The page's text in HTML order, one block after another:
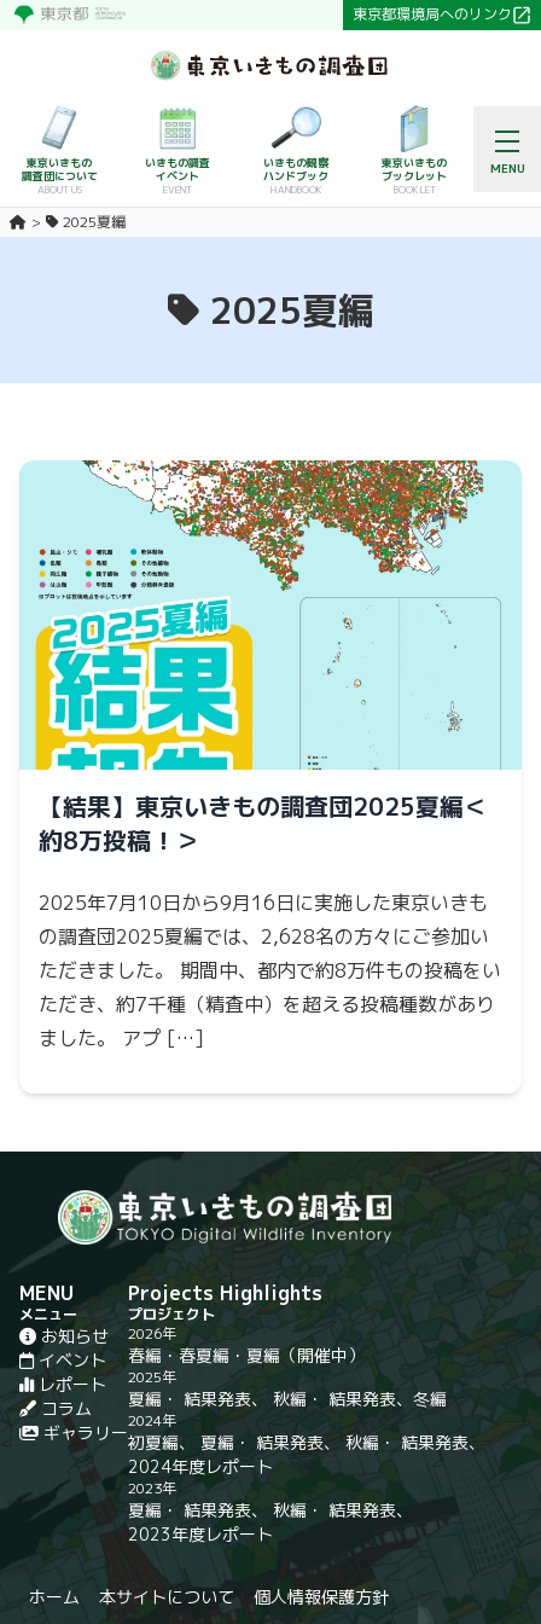
東京都環境局へのリンク
MENU
東京いきもの
調査団について
ABOUT US
いきもの調査
イベント
EVENT
いきもの観察
ハンドブック
HANDBOOK
東京いきもの
ブックレット
BOOKLET
2025夏編
2025夏編
【結果】東京いきもの調査団2025夏編＜
約8万投稿！＞
2025年7月10日から9月16日に実施した東京いきも
の調査団2025夏編では、2,628名の方々にご参加い
ただきました。 期間中、都内で約8万件もの投稿をい
ただき、約7千種（精査中）を超える投稿種数があり
ました。 アプ […]
MENU
メニュー
お知らせ
イベント
レポート
コラム
ギャラリー
Projects Highlights
プロジェクト
2026年
春編 ・ 春夏編 ・ 夏編 （開催中）
2025年
夏編 ・ 結果発表、 秋編 ・ 結果発表、 冬編
2024年
初夏編、 夏編 ・ 結果発表、 秋編 ・ 結果発表、
2024年度レポート
2023年
夏編 ・ 結果発表、 秋編 ・ 結果発表、
2023年度レポート
ホーム 本サイトについて 個人情報保護方針